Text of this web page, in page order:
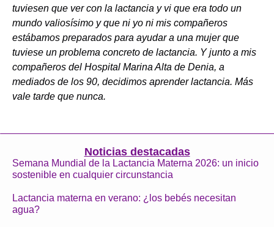
tuviesen que ver con la lactancia y vi que era todo un
mundo valiosísimo y que ni yo ni mis compañeros
estábamos preparados para ayudar a una mujer que
tuviese un problema concreto de lactancia. Y junto a mis
compañeros del Hospital Marina Alta de Denia, a
mediados de los 90, decidimos aprender lactancia. Más
vale tarde que nunca.
Noticias destacadas
Semana Mundial de la Lactancia Materna 2026: un inicio
sostenible en cualquier circunstancia
Lactancia materna en verano: ¿los bebés necesitan
agua?